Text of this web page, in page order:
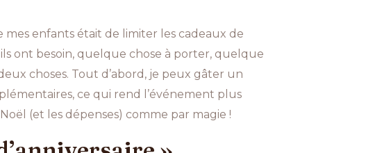
mes enfants était de limiter les cadeaux de
ont besoin, quelque chose à porter, quelque
choses. Tout d’abord, je peux gâter un
ce qui rend l’événement plus
(et les dépenses) comme par magie !